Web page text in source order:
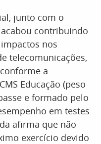
junto com o
contribuindo
nos
telecomunicações,
a
Educação (peso
e formado pelo
em testes
afirma que não
exercício devido